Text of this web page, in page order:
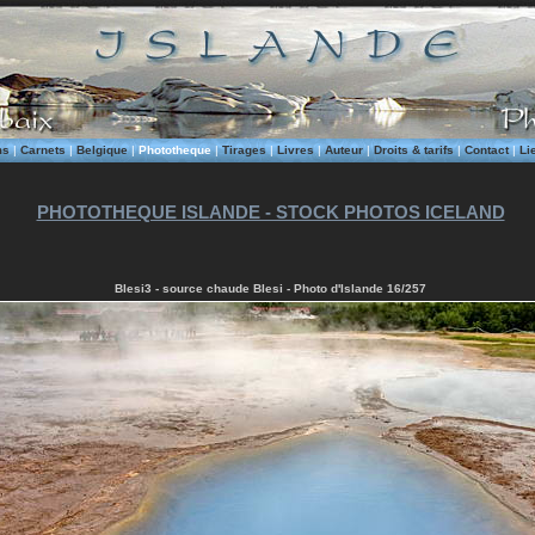
| Carnets|Belgique|Phototheque|Tirages|Livres|Auteur|Droits & tarifs|Contact|
PHOTOTHEQUE ISLANDE - STOCK PHOTOS ICELAND
Blesi3 - source chaude Blesi - Photo d'Islande 16/257